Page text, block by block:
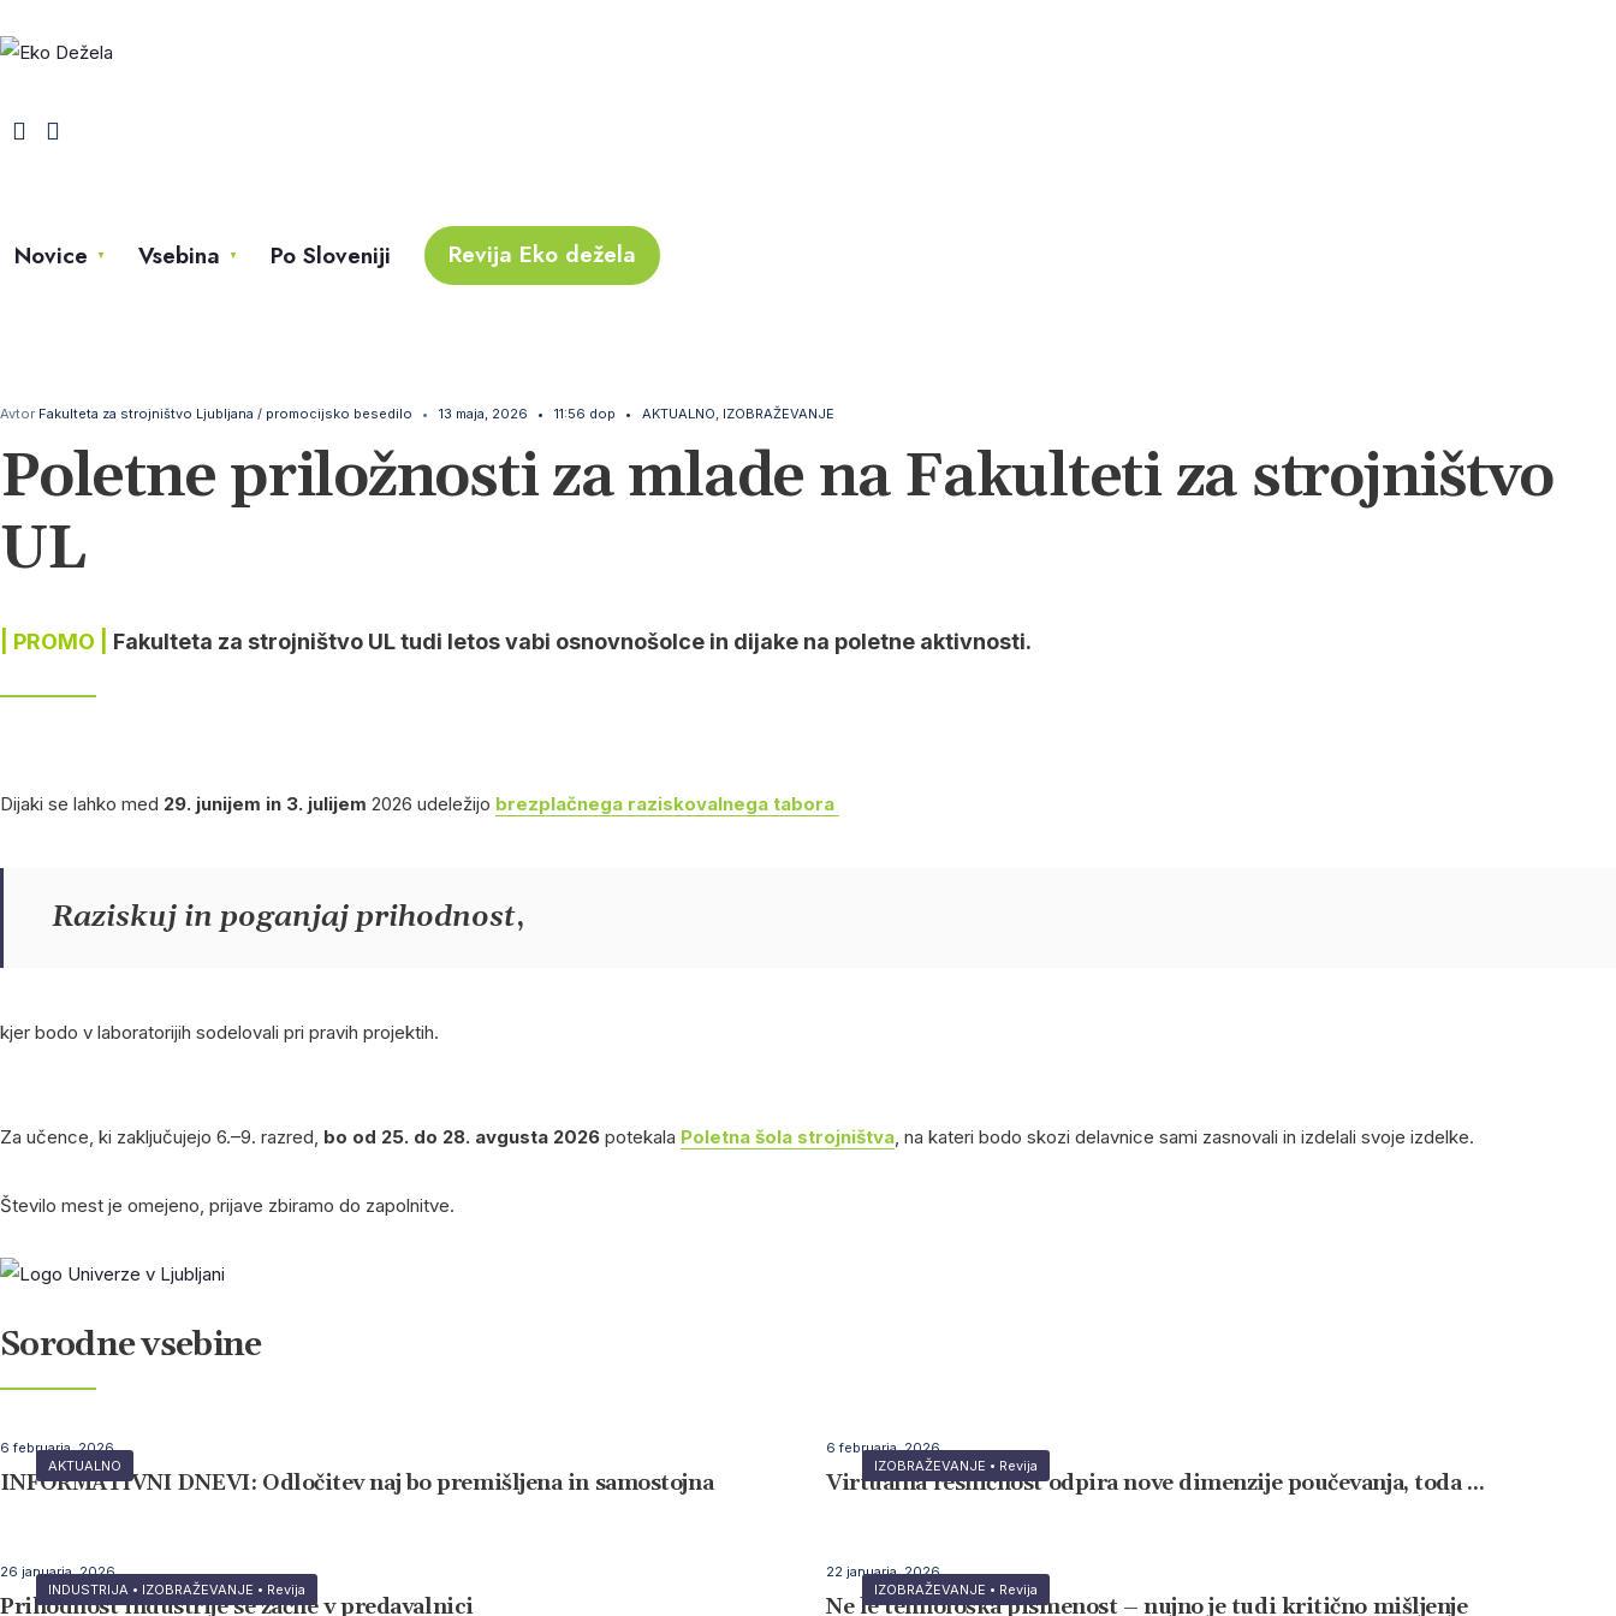
Novice Vsebina Po Sloveniji Revija Eko dežela
Avtor Fakulteta za strojništvo Ljubljana / promocijsko besedilo • 13 maja, 2026 • 11:56 dop • AKTUALNO, IZOBRAŽEVANJE
Poletne priložnosti za mlade na Fakulteti za strojništvo
UL
| PROMO | Fakulteta za strojništvo UL tudi letos vabi osnovnošolce in dijake na poletne aktivnosti.
Dijaki se lahko med 29. junijem in 3. julijem 2026 udeležijo brezplačnega raziskovalnega tabora
Raziskuj in poganjaj prihodnost,
kjer bodo v laboratorijih sodelovali pri pravih projektih.
Za učence, ki zaključujejo 6.–9. razred, bo od 25. do 28. avgusta 2026 potekala Poletna šola strojništva, na kateri bodo skozi delavnice sami zasnovali in izdelali svoje izdelke.
Število mest je omejeno, prijave zbiramo do zapolnitve.
Sorodne vsebine
AKTUALNO
6 februarja, 2026
INFORMATIVNI DNEVI: Odločitev naj bo premišljena in samostojna
IZOBRAŽEVANJE • Revija
6 februarja, 2026
Virtualna resničnost odpira nove dimenzije poučevanja, toda …
INDUSTRIJA • IZOBRAŽEVANJE • Revija
26 januarja, 2026
Prihodnost industrije se začne v predavalnici
IZOBRAŽEVANJE • Revija
22 januarja, 2026
Ne le tehnološka pismenost – nujno je tudi kritično mišljenje